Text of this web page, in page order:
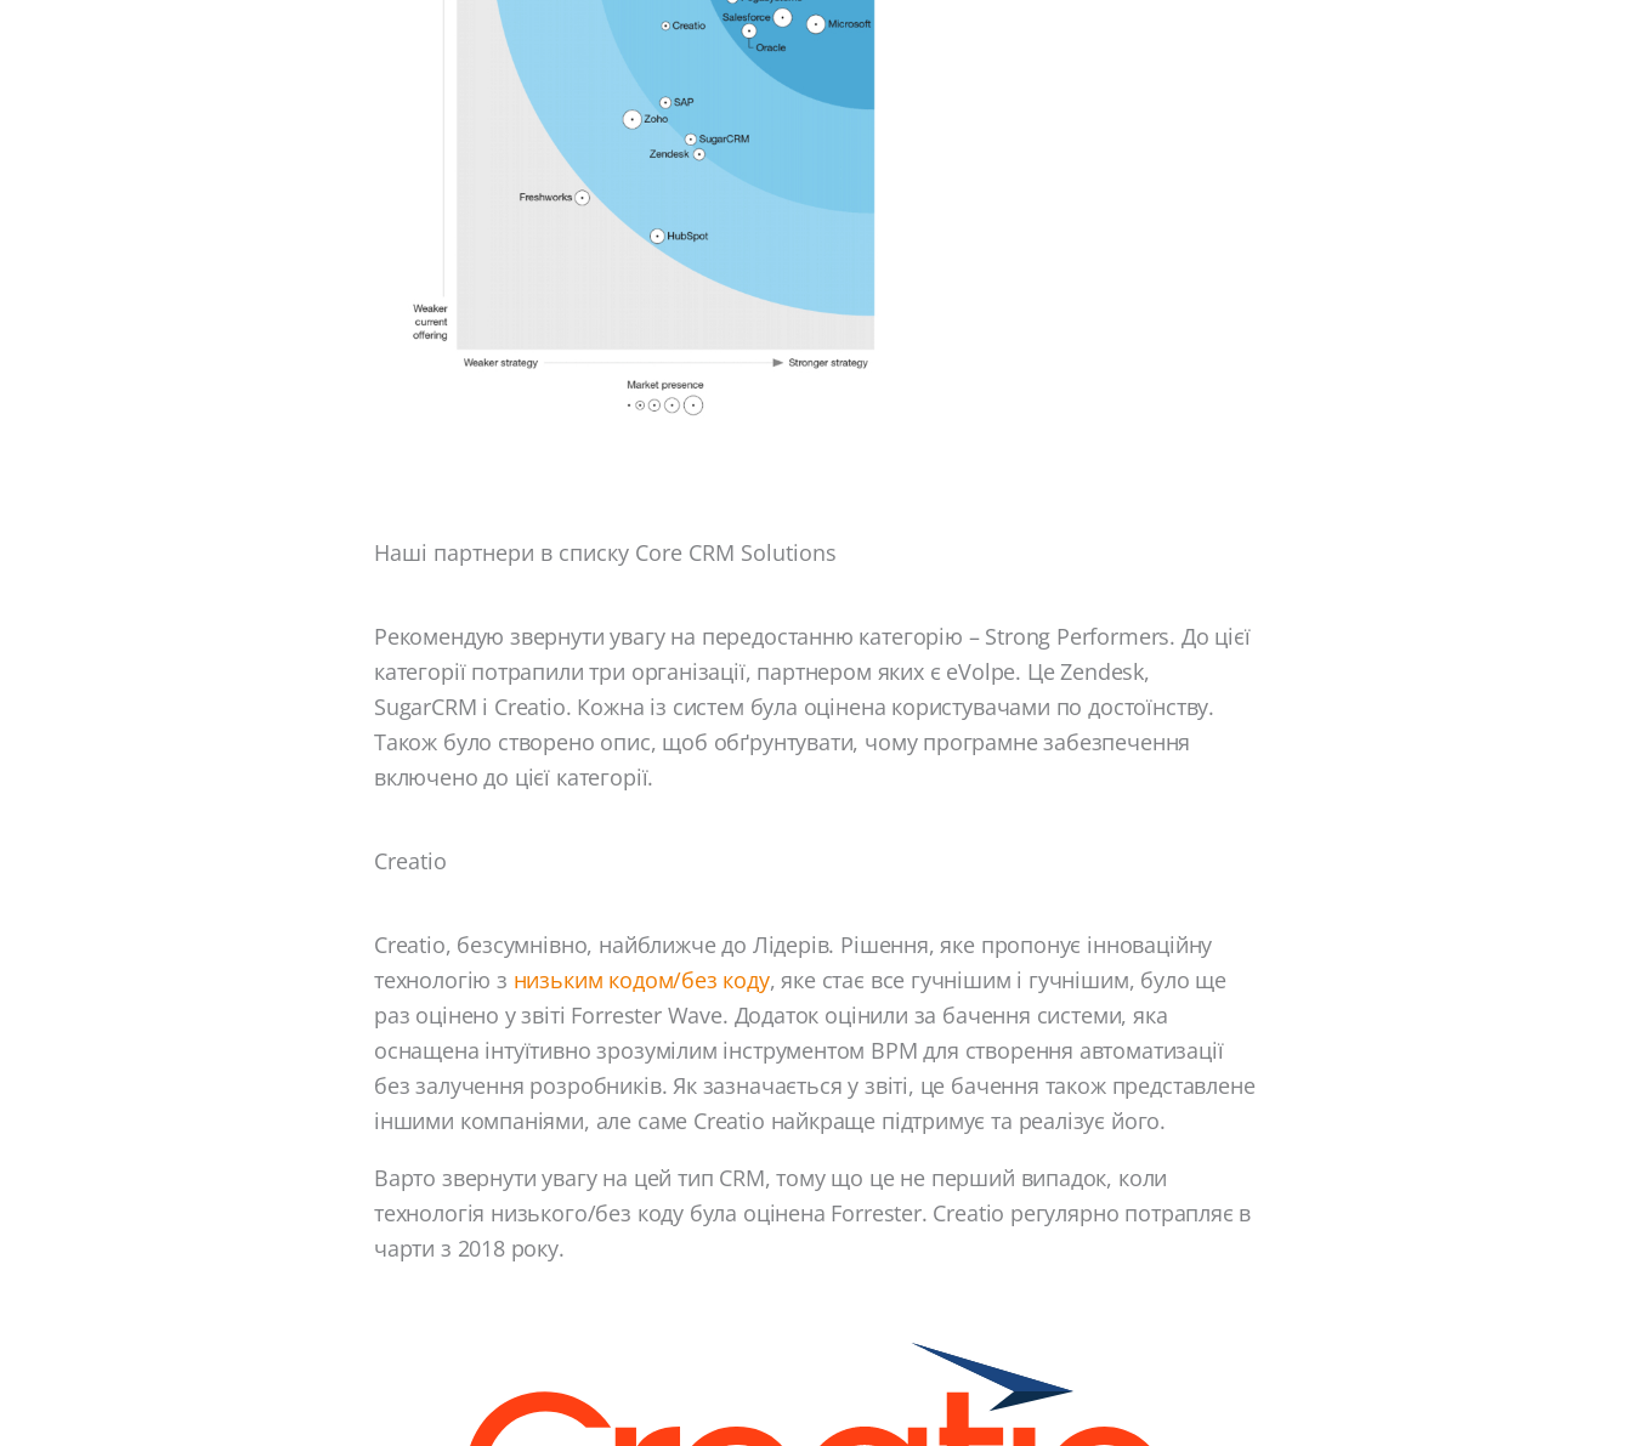
Наші партнери в списку Core CRM Solutions
Рекомендую звернути увагу на передостанню категорію – Strong Performers. До цієї
категорії потрапили три організації, партнером яких є eVolpe. Це Zendesk,
SugarCRM і Creatio. Кожна із систем була оцінена користувачами по достоїнству.
Також було створено опис, щоб обґрунтувати, чому програмне забезпечення
включено до цієї категорії.
Creatio
Creatio, безсумнівно, найближче до Лідерів. Рішення, яке пропонує інноваційну
технологію з низьким кодом/без коду, яке стає все гучнішим і гучнішим, було ще
раз оцінено у звіті Forrester Wave. Додаток оцінили за бачення системи, яка
оснащена інтуїтивно зрозумілим інструментом BPM для створення автоматизації
без залучення розробників. Як зазначається у звіті, це бачення також представлене
іншими компаніями, але саме Creatio найкраще підтримує та реалізує його.
Варто звернути увагу на цей тип CRM, тому що це не перший випадок, коли
технологія низького/без коду була оцінена Forrester. Creatio регулярно потрапляє в
чарти з 2018 року.